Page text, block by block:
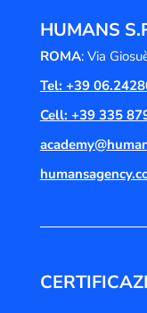
HUMANS
ROMA: Via
Tel: +39
Cell: +39 335